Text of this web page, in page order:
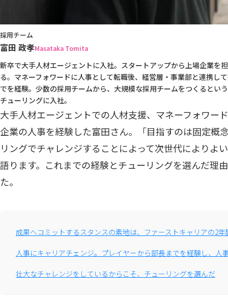
採用チーム
富田 政孝Masataka Tomita
新卒で大手人材エージェントに入社。スタートアップから上場企業を
る。マネーフォワードに人事として転職後、経営層・事業部と連携し
でを経験。少数の採用チームから、大規模な採用チームをつくるとい
チューリングに入社。
大手人材エージェントでの人材支援、マネーフォワー
企業の人事を経験した富田さん。「目指すのは固定概
リングでチャレンジすることによって次世代によりよ
語ります。これまでの経験とチューリングを選んだ理
た。
成果へコミットするスタンスの素地は、ファーストキャリアの2年
人事にキャリアチェンジ。プレイヤーから部長までを経験し、人
壮大なチャレンジをしているからこそ、チューリングを選んだ